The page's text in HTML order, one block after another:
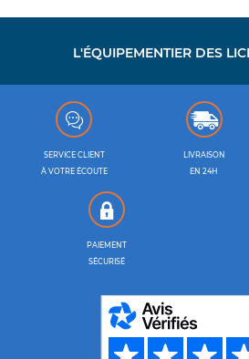
L'ÉQUIPEMENTIER DES
SERVICE CLIENT
À VOTRE ÉCOUTE
LIVRAISON
EN 24H
PAIEMENT
SÉCURISÉ